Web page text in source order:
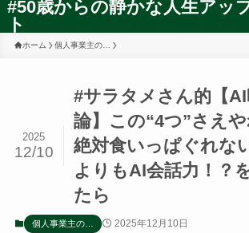
#50歳からの静かな人生アッ
ト
ホーム 個人事業主の…
#サラタメさん的【
論】この“4つ”さえや
絶対食いっぱぐれな
よりもAI会話力！？
たら
2025
12/10
個人事業主の… 2025年12月10日